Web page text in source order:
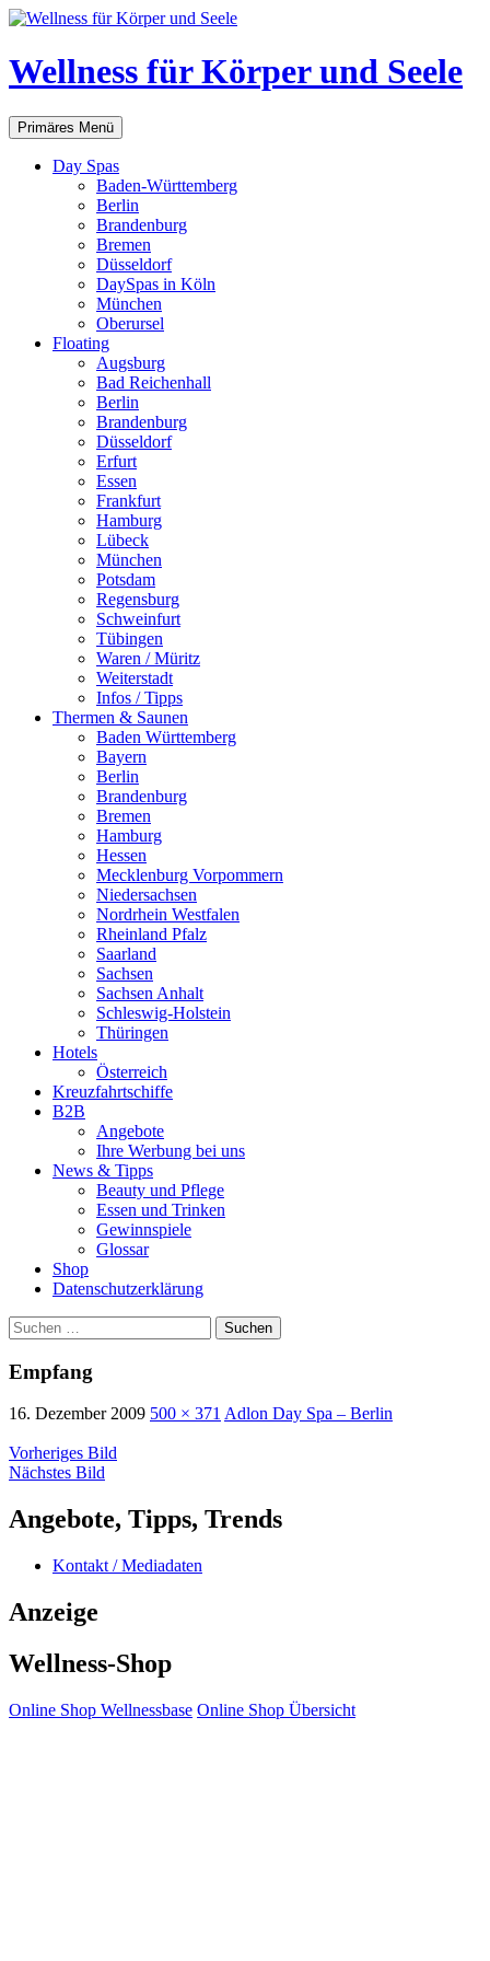
Zum
springen
Wellness für Körper und Seele
Suchen
Primäres Menü
Day Spas
Baden-Württemberg
Berlin
Brandenburg
Bremen
Düsseldorf
DaySpas in Köln
München
Oberursel
Floating
Augsburg
Bad Reichenhall
Berlin
Brandenburg
Düsseldorf
Erfurt
Essen
Frankfurt
Hamburg
Lübeck
München
Potsdam
Regensburg
Schweinfurt
Tübingen
Waren / Müritz
Weiterstadt
Infos / Tipps
Thermen & Saunen
Baden Württemberg
Bayern
Berlin
Brandenburg
Bremen
Hamburg
Hessen
Mecklenburg Vorpommern
Niedersachsen
Nordrhein Westfalen
Rheinland Pfalz
Saarland
Sachsen
Sachsen Anhalt
Schleswig-Holstein
Thüringen
Hotels
Österreich
Kreuzfahrtschiffe
B2B
Angebote
Ihre Werbung bei uns
News & Tipps
Beauty und Pflege
Essen und Trinken
Gewinnspiele
Glossar
Shop
Datenschutzerklärung
Suchen
nach:
Empfang
16. Dezember 2009 500 × 371 Adlon Day Spa – Berlin
Vorheriges Bild
Nächstes Bild
Angebote, Tipps, Trends
Kontakt / Mediadaten
Anzeige
Wellness-Shop
Online Shop Wellnessbase Online Shop Übersicht